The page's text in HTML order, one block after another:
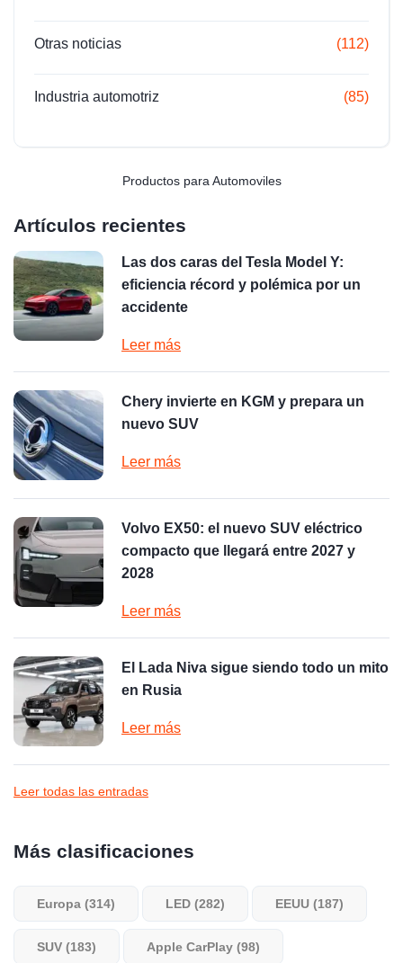
Otras noticias (112)
Industria automotriz (85)
Productos para Automoviles
Artículos recientes
Las dos caras del Tesla Model Y:
eficiencia récord y polémica por un
accidente
Leer más
Chery invierte en KGM y prepara un
nuevo SUV
Leer más
Volvo EX50: el nuevo SUV eléctrico
compacto que llegará entre 2027 y
2028
Leer más
El Lada Niva sigue siendo todo un mito
en Rusia
Leer más
Leer todas las entradas
Más clasificaciones
Europa (314) LED (282) EEUU (187)
SUV (183) Apple CarPlay (98)